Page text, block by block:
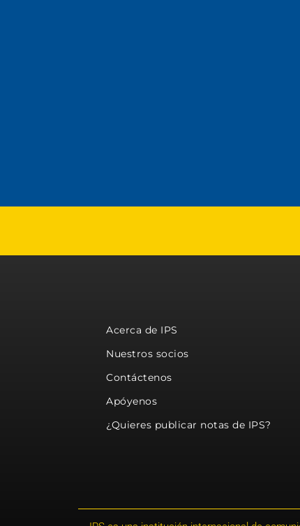
Acerca de IPS
Nuestros socios
Contáctenos
Apóyenos
¿Quieres publicar notas de IPS?